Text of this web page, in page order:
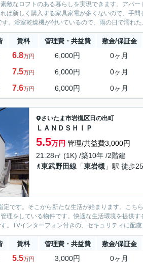
敵なロフトのある暮らしを実現できます。アパ
ば新しく購入する家具家電が多くないので、手
。浴室乾燥機が付いているので、雨の日で濡れ
賃料 管理費・共益費 敷金/保証金
6.8万円 6,000円 0ヶ月
7.5万円 6,000円 0ヶ月
7.6万円 6,000円 0ヶ月
さいたま市岩槻区 日の出町
ＬＡＮＤＳＨＩＰ
5.5万円 管理/共益費3,000円
21.28㎡ (1K) /築10年 /2階建
東武野田線 「東岩槻 」駅 徒歩
定です。そこから新たな生活が始まります。こち
理をしている物件です。快適な生活環境を提供
。TVインターフォン付きの、セキュリティに配
賃料 管理費・共益費 敷金/保証金
5.5万円 3,000円 0ヶ月